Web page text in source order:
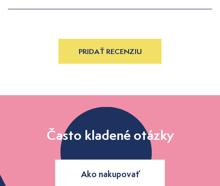
PRIDAŤ RECENZIU
Často kladené otázky
Ako nakupovať